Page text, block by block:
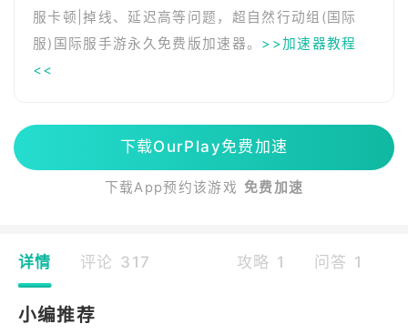
服卡顿|掉线、延迟高等问题，超自然行动组(国际
服)国际服手游永久免费版加速器。 >>加速器教程
<<
下载OurPlay免费加速
下载App预约该游戏 免费加速
详情 评论 317 攻略 1 问答 1
小编推荐